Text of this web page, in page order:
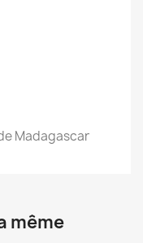
Madagascar
même